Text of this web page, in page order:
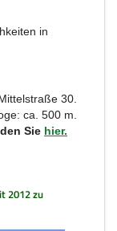
in
30.
ca. 500 m.
Sie hier.
2012 zu